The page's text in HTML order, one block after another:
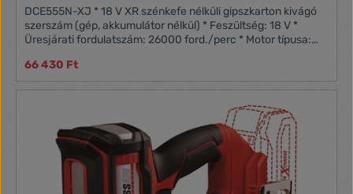
DCE555N-XJ * 18 V XR szénkefe nélküli gipszkarton kivágó
szerszám (gép, akkumulátor nélkül) * Feszültség: 18 V *
Üresjárati fordulatszám: 26000 ford./perc * Motor típusa:
befogópatron * Súly: 1,4 kg * Tárolás: kartondoboz
66 430 Ft